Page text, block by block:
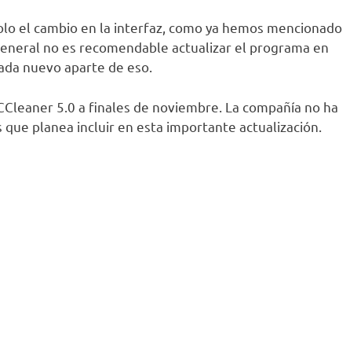
el cambio en la interfaz, como ya hemos mencionado
no es recomendable actualizar el programa en
nuevo aparte de eso.
5.0 a finales de noviembre. La compañía no ha
planea incluir en esta importante actualización.